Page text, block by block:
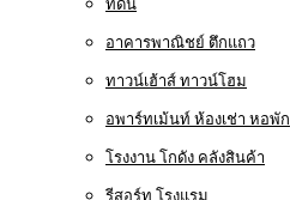
ที่ดิน
อาคารพาณิชย์ ตึกแถว
ทาวน์เฮ้าส์ ทาวน์โฮม
อพาร์ทเม้นท์ ห้องเช่า หอพัก
โรงงาน โกดัง คลังสินค้า